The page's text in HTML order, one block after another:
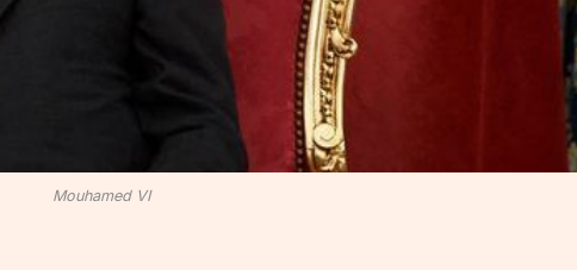
Mouhamed VI